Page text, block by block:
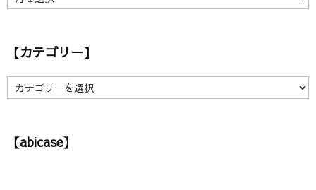
ア
イ【カテゴリー】
【
カ
リ【abicase】